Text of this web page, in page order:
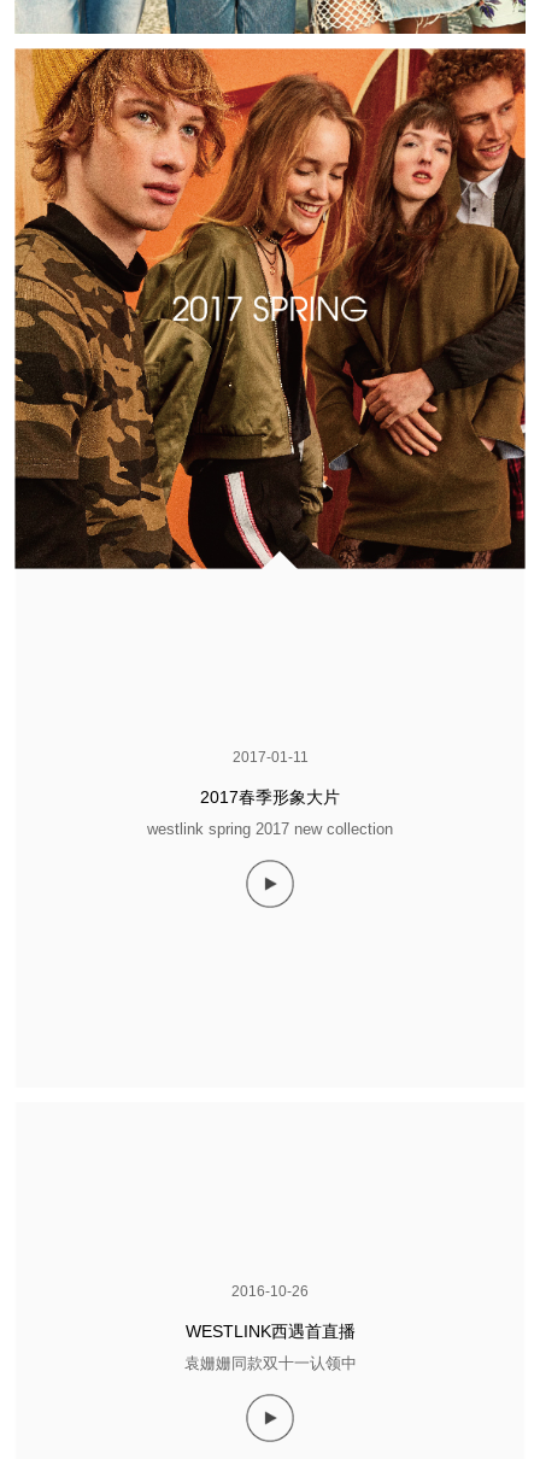
2017-01-11
2017春季形象大片
westlink spring 2017 new collection
2016-10-26
WESTLINK西遇首直播
袁姗姗同款双十一认领中